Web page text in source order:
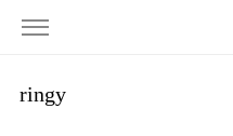
ringy